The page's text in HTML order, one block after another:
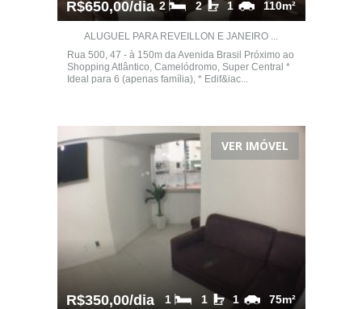
R$650,00/dia 110m²
1
2
2
ALUGUEL PARA REVEILLON E JANEIRO ...
Rua 500, 47 - à 150m da Avenida Brasil Próximo ao
Shopping Atlântico, Camelódromo, Super Central *
Ideal para 6 (apenas família), * Edif&iac...
VER IMÓVEL
R$350,00/dia 75m²
1
1
1